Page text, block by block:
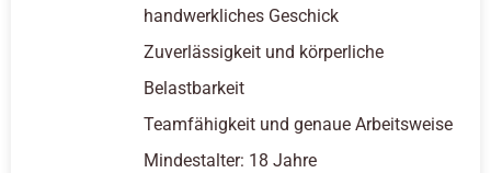
handwerkliches Geschick
Zuverlässigkeit und körperliche
Belastbarkeit
Teamfähigkeit und genaue Arbeitsweise
Mindestalter: 18 Jahre